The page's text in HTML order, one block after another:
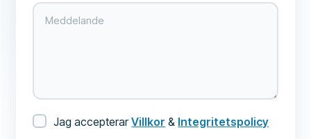
Jag accepterarVillkor & Integritetspolicy